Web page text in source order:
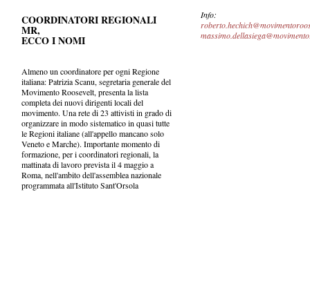
COORDINATORI REGIONALI
MR,
ECCO I NOMI
Almeno un coordinatore per ogni Regione
italiana: Patrizia Scanu, segretaria generale del
Movimento Roosevelt, presenta la lista
completa dei nuovi dirigenti locali del
movimento. Una rete di 23 attivisti in grado di
organizzare in modo sistematico in quasi tutte
le Regioni italiane (all'appello mancano solo
Veneto e Marche). Importante momento di
formazione, per i coordinatori regionali, la
mattinata di lavoro prevista il 4 maggio a
Roma, nell'ambito dell'assemblea nazionale
programmata all'Istituto Sant'Orsola
Info: